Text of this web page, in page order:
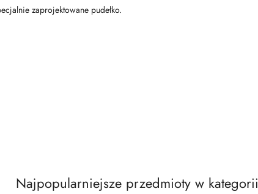
zaprojektowane pudełko.
Najpopularniejsze przedmioty w kategorii